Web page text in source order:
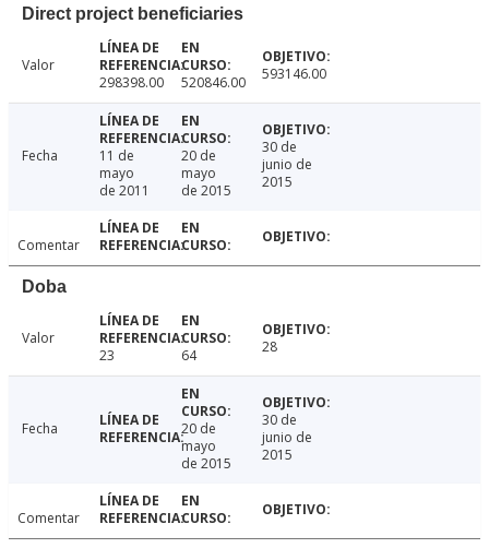
Direct project beneficiaries
Valor
298398.00
520846.00 593146.00
Fecha
11 de
mayo
de 2011
20 de
mayo
de 2015
30 de
junio de
2015
Comentar
Doba
Valor
23
64 28
Fecha
20 de
mayo
de 2015
30 de
junio de
2015
Comentar